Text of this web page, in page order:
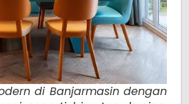
di Banjarmasin dengan